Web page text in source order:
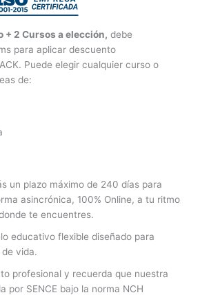
+ 2 Cursos a elección, debe
para aplicar descuento
Puede elegir cualquier curso o
de:
un plazo máximo de 240 días para
asincrónica, 100% Online, a tu ritmo
te encuentres.
educativo flexible diseñado para
vida.
profesional y recuerda que nuestra
por SENCE bajo la norma NCH